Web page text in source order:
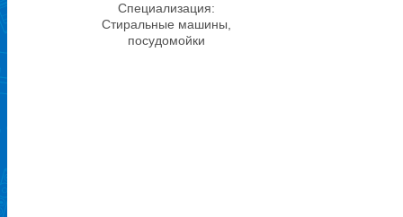
Специализация:
Стиральные машины,
посудомойки